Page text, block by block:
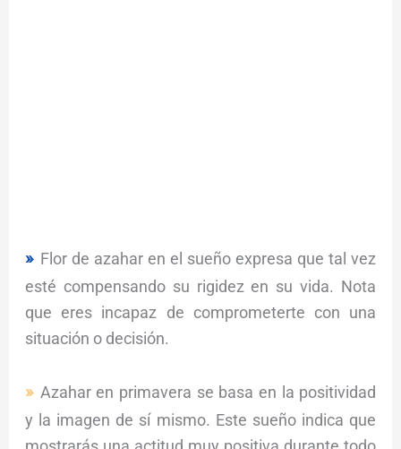
Flor de azahar en el sueño expresa que tal vez
esté compensando su rigidez en su vida. Nota
que eres incapaz de comprometerte con una
situación o decisión.
Azahar en primavera se basa en la positividad
y la imagen de sí mismo. Este sueño indica que